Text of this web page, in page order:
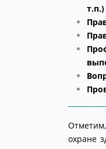
т.п.)
охранe